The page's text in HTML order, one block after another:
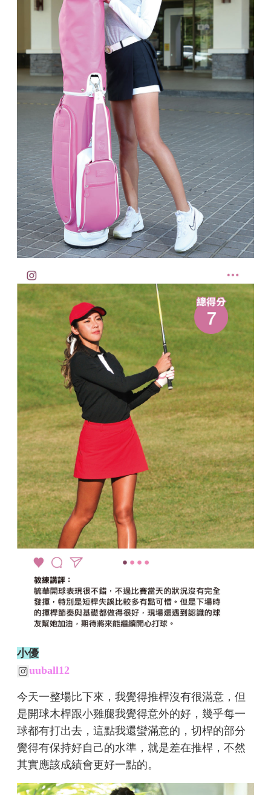
小優
uuball12
今天一整場比下來，我覺得推桿沒有很滿意，但
是開球木桿跟小雞腿我覺得意外的好，幾乎每一
球都有打出去，這點我還蠻滿意的，切桿的部分
覺得有保持好自己的水準，就是差在推桿，不然
其實應該成績會更好一點的。